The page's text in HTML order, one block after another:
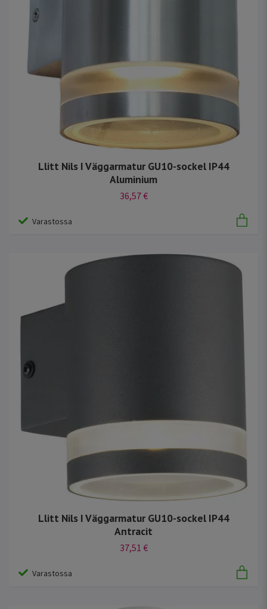
Llitt Nils I Väggarmatur GU10-sockel IP44
Aluminium
36,57 €
Varastossa
Llitt Nils I Väggarmatur GU10-sockel IP44
Antracit
37,51 €
Varastossa